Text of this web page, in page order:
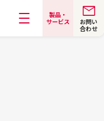
製品・
サービス
お問い
合わせ